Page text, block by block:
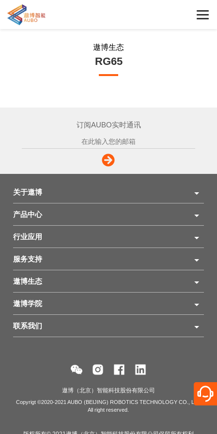
遨博生态
RG65
订阅AUBO实时通讯
关于遨博
产品中心
行业应用
服务支持
遨博生态
遨博学院
联系我们
遨博（北京）智能科技股份有限公司
Copyrigt ©2020-2021 AUBO (BEIJING) ROBOTICS TECHNOLOGY CO., LTD
All right reserved.